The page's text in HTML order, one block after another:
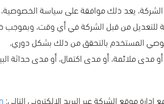
يعد ذلك موافقة على سياسة
للتعديل من قبل الشركة في أي وقت، وبموجب
المستخدم بالتحقق من ذلك بشكل دوري.
مدى ملائمة، أو مدى اكتمال، أو مدى حداثة
موقع الشركة عبر البريد الالكتروني التالي: